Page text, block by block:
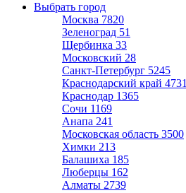
Выбрать город
Москва 7820
Зеленоград 51
Щербинка 33
Московский 28
Санкт-Петербург 5245
Краснодарский край 4731
Краснодар 1365
Сочи 1169
Анапа 241
Московская область 3500
Химки 213
Балашиха 185
Люберцы 162
Алматы 2739